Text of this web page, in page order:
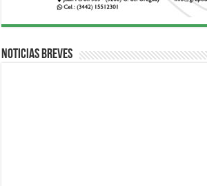
Noticias breves